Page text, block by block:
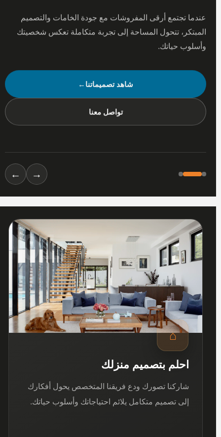
عندما تجتمع أرقى المفروشات مع جودة الخامات والتصميم
المبتكر، تتحول المساحة إلى تجربة متكاملة تعكس شخصيتك
وأسلوب حياتك.
شاهد تصميماتنا←
تواصل معنا
→
←
01
⌂
احلم بتصميم منزلك
شاركنا تصورك ودع فريقنا المتخصص يحول أفكارك
إلى تصميم متكامل يلائم احتياجاتك وأسلوب حياتك.